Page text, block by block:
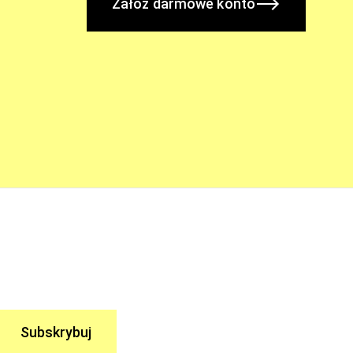
Załóż darmowe konto
Subskrybuj